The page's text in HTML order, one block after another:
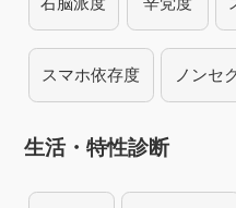
スマホ依存度 ノンセ
生活・特性診断